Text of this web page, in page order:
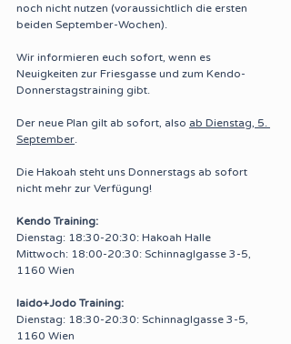
noch nicht nutzen (voraussichtlich die ersten
beiden September-Wochen).
Wir informieren euch sofort, wenn es
Neuigkeiten zur Friesgasse und zum Kendo-
Donnerstagstraining gibt.
Der neue Plan gilt ab sofort, also ab Dienstag, 5.
September.
Die Hakoah steht uns Donnerstags ab sofort
nicht mehr zur Verfügung!
Kendo Training:
Dienstag: 18:30-20:30: Hakoah Halle
Mittwoch: 18:00-20:30: Schinnaglgasse 3-5,
1160 Wien
Iaido+Jodo Training:
Dienstag: 18:30-20:30: Schinnaglgasse 3-5,
1160 Wien